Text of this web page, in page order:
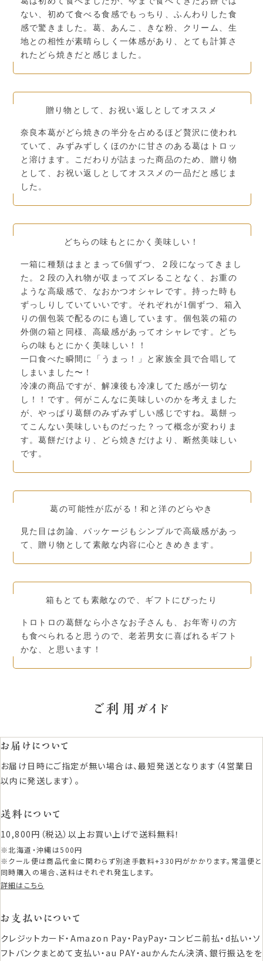
ない、初めて食べる食感でもっちり、ふんわりした食
感で驚きました。葛、あんこ、きな粉、クリーム、生
地との相性が素晴らしく一体感があり、とても計算さ
れたどら焼きだと感じました。
贈り物として、お祝い返しとしてオススメ
奈良本葛がどら焼きの半分を占めるほど贅沢に使われ
ていて、みずみずしくほのかに甘さのある葛はトロッ
と溶けます。こだわりが詰まった商品のため、贈り物
として、お祝い返しとしてオススメの一品だと感じま
した。
どちらの味もとにかく美味しい！
一箱に種類はまとまって6個ずつ、２段になってきまし
た。２段の入れ物が収まってズレることなく、お重の
ような高級感で、なおかつオシャレです。持った時も
ずっしりしていていいです。それぞれが1個ずつ、箱入
りの個包装で配るのにも適しています。個包装の箱の
外側の箱と同様、高級感があってオシャレです。どち
らの味もとにかく美味しい！！
一口食べた瞬間に「うまっ！」と家族全員で合唱して
しまいました〜！
冷凍の商品ですが、解凍後も冷凍してた感が一切な
し！！です。何がこんなに美味しいのかを考えました
が、やっぱり葛餅のみずみずしい感じですね。葛餅っ
てこんない美味しいものだった？って概念が変わりま
す。葛餅だけより、どら焼きだけより、断然美味しい
です。
葛の可能性が広がる！和と洋のどらやき
見た目は勿論、パッケージもシンプルで高級感があっ
て、贈り物として素敵な内容に心ときめきます。
箱もとても素敵なので、ギフトにぴったり
トロトロの葛餅なら小さなお子さんも、お年寄りの方
も食べられると思うので、老若男女に喜ばれるギフト
かな、と思います！
ご利用ガイド
お届けについて
お届け日時にご指定が無い場合は、最短発送となります（4営業日
以内に発送します）。
送料について
10,800円（税込）以上お買い上げで送料無料！
※北海道・沖縄は500円
※クール便は商品代金に関わらず別途手数料+330円がかかります。常温便と
同時購入の場合、送料はそれぞれ発生します。
詳細はこちら
お支払いについて
クレジットカード・Amazon Pay・PayPay・コンビニ前払・d払い・ソ
フトバンクまとめて支払い・au PAY・auかんたん決済、銀行振込をを